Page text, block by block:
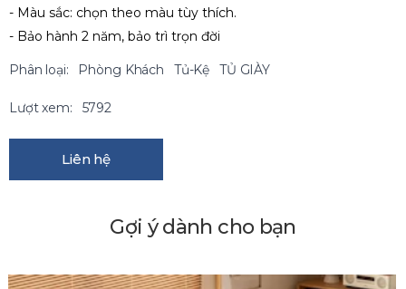
- Màu sắc: chọn theo màu tùy thích.
- Bảo hành 2 năm, bảo trì trọn đời
Phân loại: Phòng Khách Tủ-Kệ TỦ GIÀY
Lượt xem: 5792
Liên hệ
Gợi ý dành cho bạn